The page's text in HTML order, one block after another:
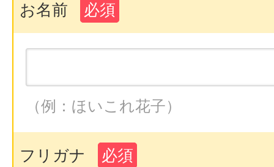
お名前 必須
（例：ほいこれ花子）
フリガナ 必須